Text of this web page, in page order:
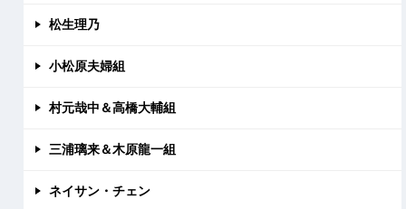
松生理乃
小松原夫婦組
村元哉中＆高橋大輔組
三浦璃来＆木原龍一組
ネイサン・チェン